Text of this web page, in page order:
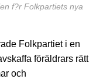
f?r Folkpartiets nya
Folkpartiet i en
föräldrars rätt
och